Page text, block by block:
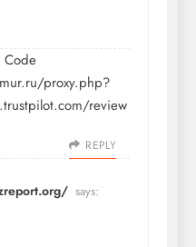
Code
proxy.php?
review
REPLY
says: